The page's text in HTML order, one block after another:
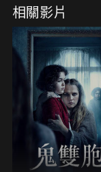
相關影片